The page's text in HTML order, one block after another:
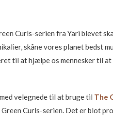
Curls-serien fra Yari blevet
skåne vores planet bedst
til at hjælpe os mennesker til
velegnede til at bruge til The
Curls-serien. Det er blot